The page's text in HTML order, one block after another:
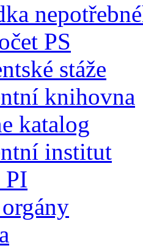
PS
stáže
knihovna
katalog
institut
PI